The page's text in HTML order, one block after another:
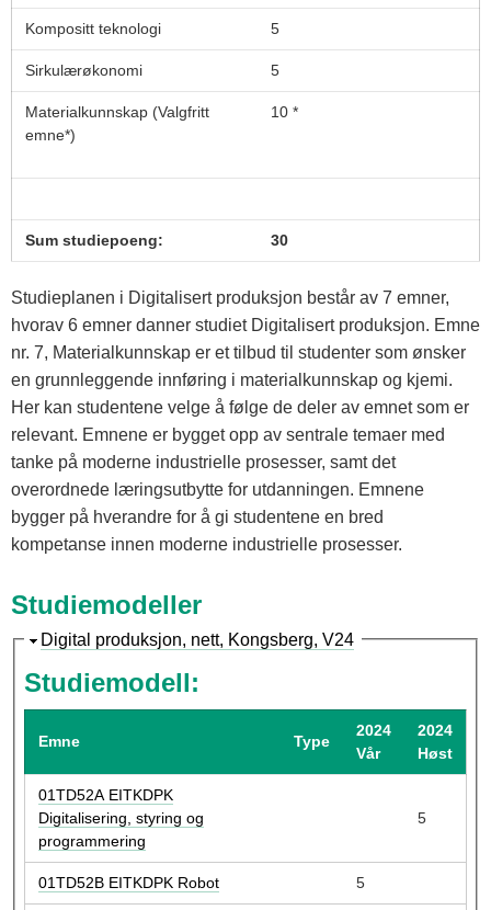
Kompositt teknologi 5
Sirkulærøkonomi 5
Materialkunnskap (Valgfritt
emne*)
10 *
Sum studiepoeng: 30
Studieplanen i Digitalisert produksjon består av 7 emner,
hvorav 6 emner danner studiet Digitalisert produksjon. Emne
nr. 7, Materialkunnskap er et tilbud til studenter som ønsker
en grunnleggende innføring i materialkunnskap og kjemi.
Her kan studentene velge å følge de deler av emnet som er
relevant. Emnene er bygget opp av sentrale temaer med
tanke på moderne industrielle prosesser, samt det
overordnede læringsutbytte for utdanningen. Emnene
bygger på hverandre for å gi studentene en bred
kompetanse innen moderne industrielle prosesser.
Studiemodeller
S
j
l
Digital produksjon, nett, Kongsberg, V24
Studiemodell:
Emne Type
2024
Vår
2024
Høst
01TD52A EITKDPK
Digitalisering, styring og
programmering
5
01TD52B EITKDPK Robot 5